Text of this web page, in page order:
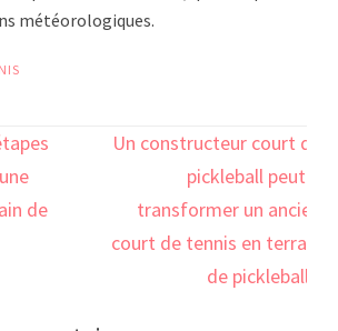
météorologiques.
de
Un constructeur court de
pickleball peut-il
transformer un ancien
court de tennis en terrain
de pickleball ?